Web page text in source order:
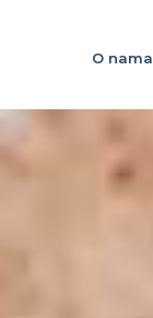
O nama